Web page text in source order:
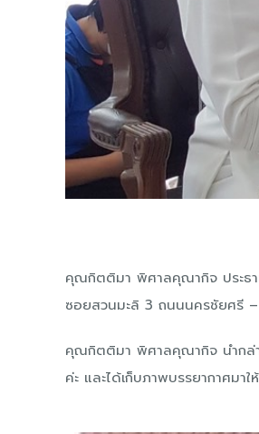
คุณกิตติมา พิศาลคุณากิจ ประธ
ซอยสวนมะลิ 3 ถนนนครชัยศรี
คุณกิตติมา พิศาลคุณากิจ นำกล่า
ค่ะ และได้เก็บภาพบรรยากาศมาใ